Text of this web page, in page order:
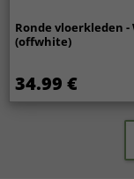
Ronde vloerkleden -
(offwhite)
34.99 €